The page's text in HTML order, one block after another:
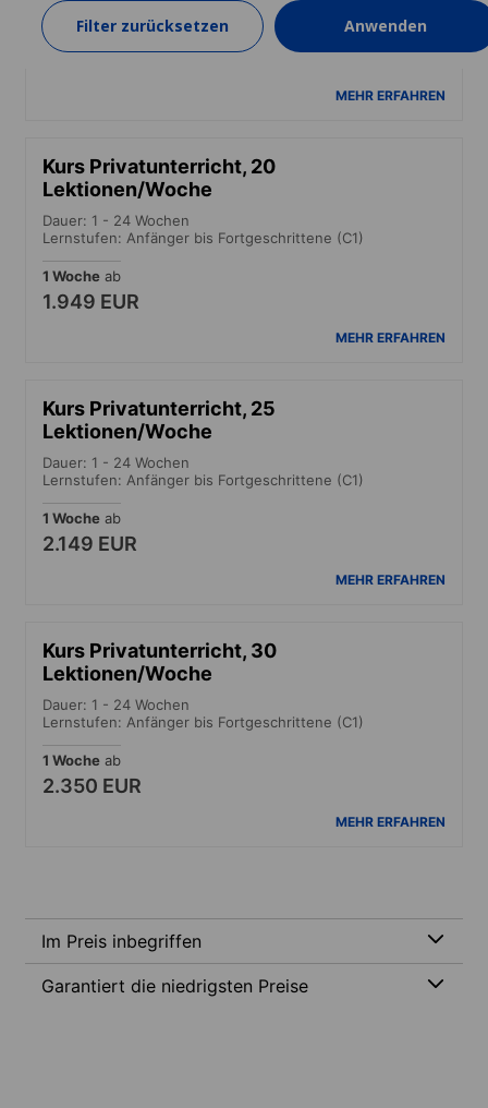
Filter zurücksetzen Anwenden
1 Wocheab
1.749 EUR
MEHR ERFAHREN
Kurs Privatunterricht, 20
Lektionen/Woche
Dauer: 1 - 24 Wochen
Lernstufen: Anfänger bis Fortgeschrittene (C1)
1 Woche ab
1.949 EUR
MEHR ERFAHREN
Kurs Privatunterricht, 25
Lektionen/Woche
Dauer: 1 - 24 Wochen
Lernstufen: Anfänger bis Fortgeschrittene (C1)
1 Woche ab
2.149 EUR
MEHR ERFAHREN
Kurs Privatunterricht, 30
Lektionen/Woche
Dauer: 1 - 24 Wochen
Lernstufen: Anfänger bis Fortgeschrittene (C1)
1 Woche ab
2.350 EUR
MEHR ERFAHREN
Im Preis inbegriffen
Garantiert die niedrigsten Preise